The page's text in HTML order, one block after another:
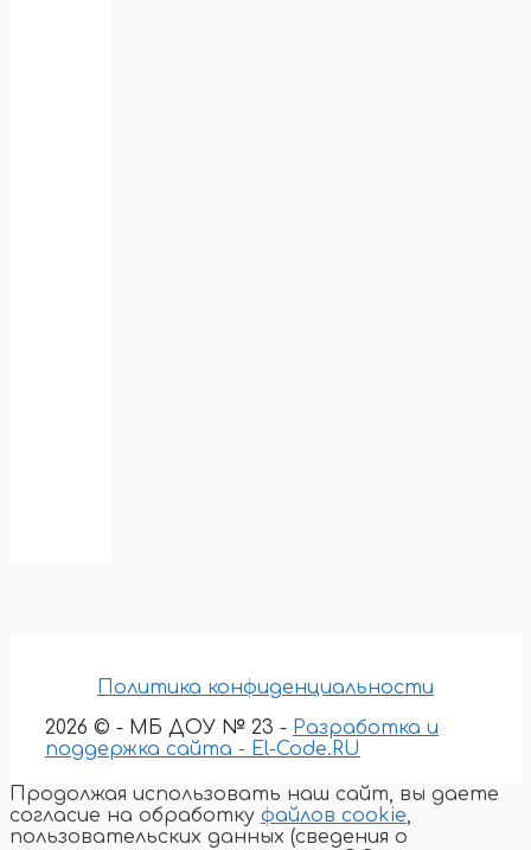
Политика конфиденциальности
2026 © - МБ ДОУ № 23 - Разработка и
поддержка сайта - El-Code.RU
Продолжая использовать наш сайт, вы даете
согласие на обработку файлов cookie,
пользовательских данных (сведения о